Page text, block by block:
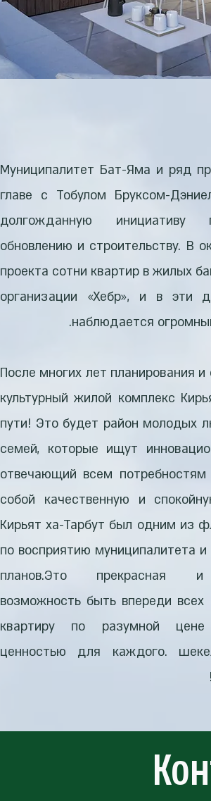
Муниципалитет Бат-Яма и ряд
главе с Тобулом Бруксом-
долгожданную инициативу
обновлению и строительству. В
проекта сотни квартир в жилых
организации «Хебр», и в эти
наблюдается
После многих лет планирования и
культурный жилой комплекс
пути! Это будет район молодых
семей, которые ищут
отвечающий всем
собой качественную и
Кирьят ха-Тарбут был одним из
по восприятию муниципалитета
планов.Это прекрасная и
возможность быть впереди всех
квартиру по разумной
ценностью для каждого.